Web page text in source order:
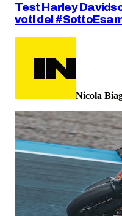
Test Harley
voti del
Nicola